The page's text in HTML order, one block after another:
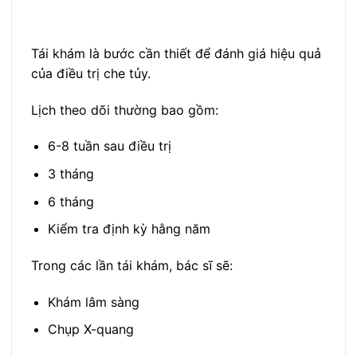
Tái khám là bước cần thiết để đánh giá hiệu quả
của điều trị che tủy.
Lịch theo dõi thường bao gồm:
6-8 tuần sau điều trị
3 tháng
6 tháng
Kiểm tra định kỳ hằng năm
Trong các lần tái khám, bác sĩ sẽ:
Khám lâm sàng
Chụp X-quang